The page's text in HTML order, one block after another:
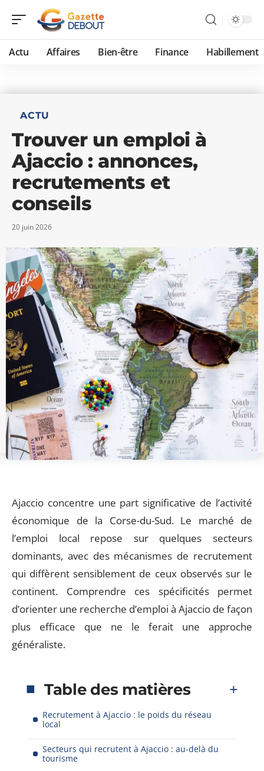
Actu Affaires Bien-être Finance Habillement
ACTU
Trouver un emploi à
Ajaccio : annonces,
recrutements et
conseils
20 juin 2026
Ajaccio concentre une part significative de l’activité
économique de la Corse-du-Sud. Le marché de
l’emploi local repose sur quelques secteurs
dominants, avec des mécanismes de recrutement
qui diffèrent sensiblement de ceux observés sur le
continent. Comprendre ces spécificités permet
d’orienter une recherche d’emploi à Ajaccio de façon
plus efficace que ne le ferait une approche
généraliste.
Table des matières
Recrutement à Ajaccio : le poids du réseau
local
Secteurs qui recrutent à Ajaccio : au-delà du
tourisme